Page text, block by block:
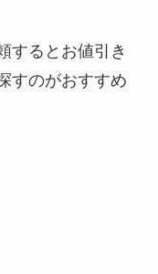
するとお値引き
すのがおすすめ